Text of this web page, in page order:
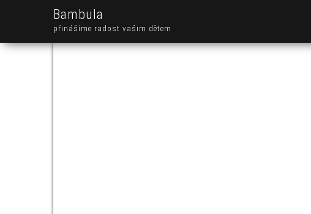
Bambula
přinášíme radost vašim dětem